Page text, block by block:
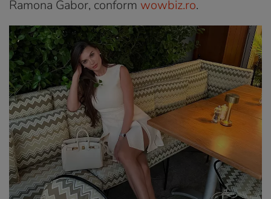
Ramona Gabor, conform wowbiz.ro.